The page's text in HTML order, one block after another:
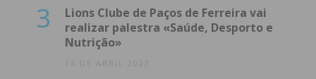
3
Lions Clube de Paços de Ferreira vai
realizar palestra «Saúde, Desporto e
Nutrição»
14 DE ABRIL 2022